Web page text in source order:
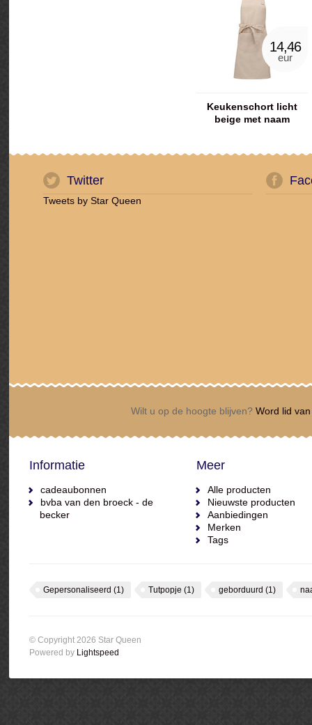
Keukenschort licht
beige met naam
14,46
eur
Twitter
Tweets by Star Queen
Wilt u op de hoogte blijven? Word lid
Informatie
cadeaubonnen
bvba van den broeck - de
becker
Meer
Alle producten
Nieuwste producten
Aanbiedingen
Merken
Tags
Gepersonaliseerd (1) Tutpopje (1) geborduurd (1)
© Copyright 2026 Star Queen
Powered by Lightspeed